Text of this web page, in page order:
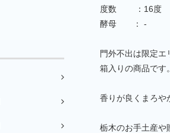
度数 ：16度
酵母 ： -
門外不出は限定
箱入りの商品です
香りが良くまろや
栃木のお手土産や